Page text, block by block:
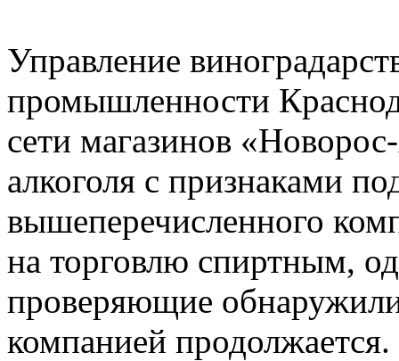
Управление
промышленности
сети магазинов
алкоголя с признаками
вышеперечисленного
на торговлю спиртным,
проверяющие
компанией продолжается.